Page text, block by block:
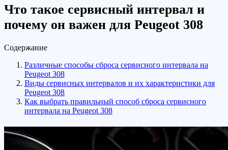
Что такое сервисный интервал и
почему он важен для Peugeot 308
Содержание
Различные способы сброса сервисного интервала на
Peugeot 308
Виды сервисных интервалов и их характеристики для
Peugeot 308
Как выбрать правильный способ сброса сервисного
интервала на Peugeot 308